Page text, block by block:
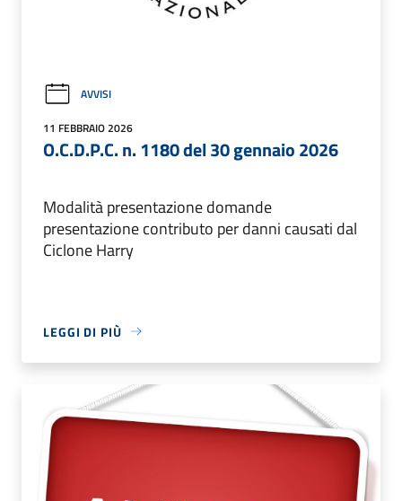
AVVISI
11 FEBBRAIO 2026
O.C.D.P.C. n. 1180 del 30 gennaio 2026
Modalità presentazione domande
presentazione contributo per danni causati dal
Ciclone Harry
LEGGI DI PIÙ